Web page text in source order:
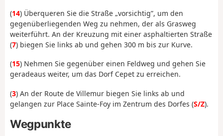
(14) Überqueren Sie die Straße „vorsichtig”, um den
gegenüberliegenden Weg zu nehmen, der als Grasweg
weiterführt. An der Kreuzung mit einer asphaltierten Straße
(7) biegen Sie links ab und gehen 300 m bis zur Kurve.
(15) Nehmen Sie gegenüber einen Feldweg und gehen Sie
geradeaus weiter, um das Dorf Cepet zu erreichen.
(3) An der Route de Villemur biegen Sie links ab und
gelangen zur Place Sainte-Foy im Zentrum des Dorfes (S/Z).
Wegpunkte